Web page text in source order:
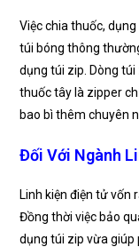
Việc chia thuốc,
túi bóng thông
dụng túi zip. Dòng
thuốc tây là zipper
bao bì thêm chuyên
Đối Với Ngành
Linh kiện điện tử vốn
Đồng thời việc bảo
dụng túi zip vừa giúp